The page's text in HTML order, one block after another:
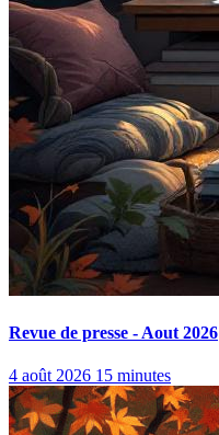
Revue de presse - Aout 2026
4 août 2026 15 minutes